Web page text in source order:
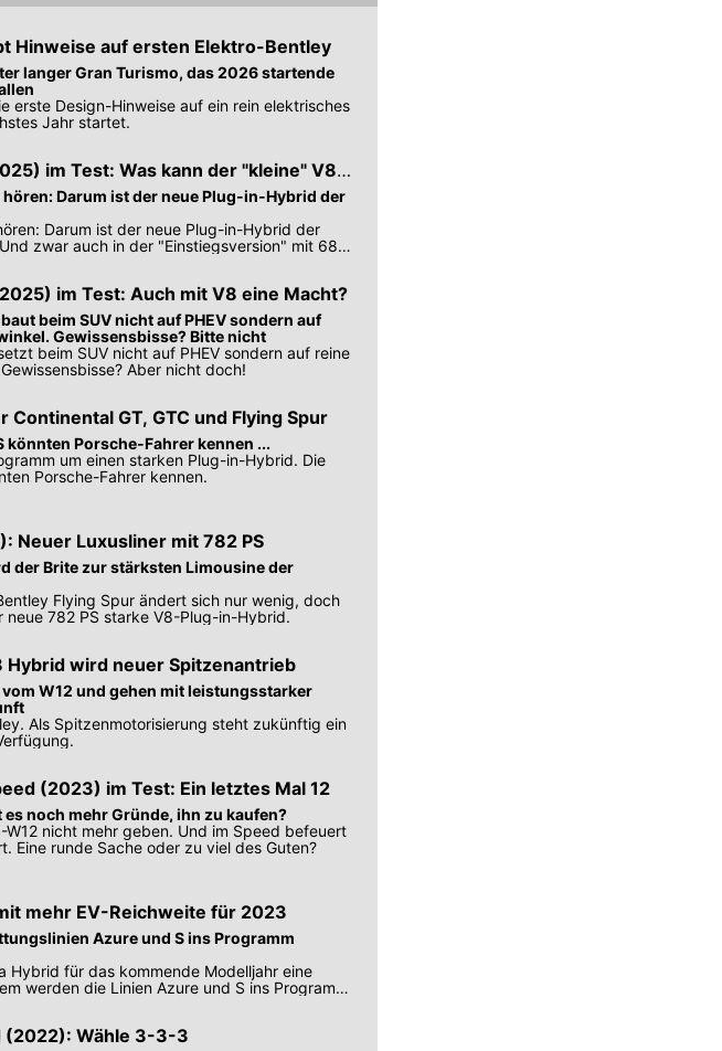
Hinweise auf ersten Elektro-Bentley
langer Gran Turismo, das 2026 startende
erste Design-Hinweise auf ein rein elektrisches
Jahr startet.
im Test: Was kann der "kleine" V8-
Darum ist der neue Plug-in-Hybrid der
Darum ist der neue Plug-in-Hybrid der
zwar auch in der "Einstiegsversion" mit 680
im Test: Auch mit V8 eine Macht?
beim SUV nicht auf PHEV sondern auf
Gewissensbisse? Bitte nicht
beim SUV nicht auf PHEV sondern auf reine
Aber nicht doch!
GT, GTC und Flying Spur
Porsche-Fahrer kennen ...
um einen starken Plug-in-Hybrid. Die
Porsche-Fahrer kennen.
Neuer Luxusliner mit 782 PS
der Brite zur stärksten Limousine der
Flying Spur ändert sich nur wenig, doch
782 PS starke V8-Plug-in-Hybrid.
Hybrid wird neuer Spitzenantrieb
W12 und gehen mit leistungsstarker
Als Spitzenmotorisierung steht zukünftig ein
(2023) im Test: Ein letztes Mal 12
noch mehr Gründe, ihn zu kaufen?
nicht mehr geben. Und im Speed befeuert
Eine runde Sache oder zu viel des Guten?
mehr EV-Reichweite für 2023
Azure und S ins Programm
Hybrid für das kommende Modelljahr eine
werden die Linien Azure und S ins Programm
(2022): Wähle 3-3-3